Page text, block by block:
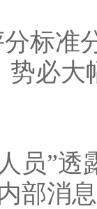
标准
势必大
员”
部消